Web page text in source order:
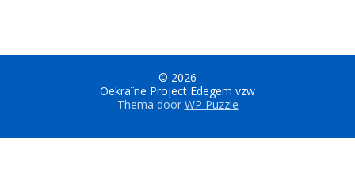
© 2026
Oekraïne Project Edegem vzw
Thema door WP Puzzle